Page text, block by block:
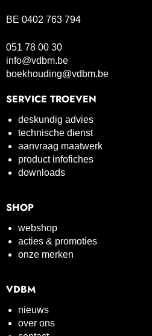
BE 0402 763 794
051 78 00 30
info@vdbm.be
boekhouding@vdbm.be
SERVICE TROEVEN
deskundig advies
technische dienst
aanvraag maatwerk
product infofiches
downloads
SHOP
webshop
acties & promoties
onze merken
VDBM
nieuws
over ons